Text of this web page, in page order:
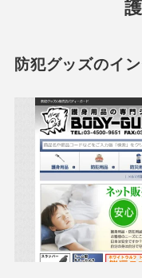
防犯グッズのイ